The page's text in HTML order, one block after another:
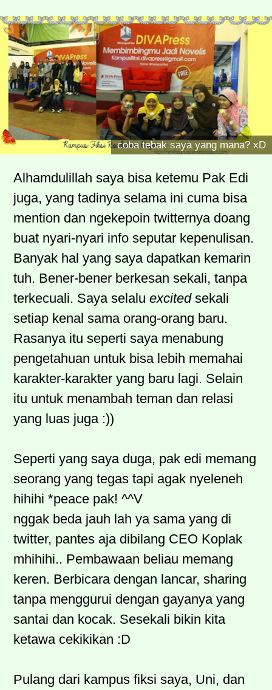
coba tebak saya yang mana? xD
Alhamdulillah saya bisa ketemu Pak Edi
juga, yang tadinya selama ini cuma bisa
mention dan ngekepoin twitternya doang
buat nyari-nyari info seputar kepenulisan.
Banyak hal yang saya dapatkan kemarin
tuh. Bener-bener berkesan sekali, tanpa
terkecuali. Saya selalu excited sekali
setiap kenal sama orang-orang baru.
Rasanya itu seperti saya menabung
pengetahuan untuk bisa lebih memahai
karakter-karakter yang baru lagi. Selain
itu untuk menambah teman dan relasi
yang luas juga :))
Seperti yang saya duga, pak edi memang
seorang yang tegas tapi agak nyeleneh
hihihi *peace pak! ^^V
nggak beda jauh lah ya sama yang di
twitter, pantes aja dibilang CEO Koplak
mhihihi.. Pembawaan beliau memang
keren. Berbicara dengan lancar, sharing
tanpa menggurui dengan gayanya yang
santai dan kocak. Sesekali bikin kita
ketawa cekikikan :D
Pulang dari kampus fiksi saya, Uni, dan